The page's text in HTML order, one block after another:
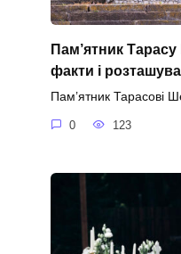
Пам’ятник Тарасу
факти і
Пам’ятник Тарасові
0 123